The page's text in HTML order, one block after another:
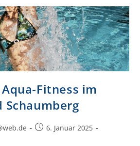
Fitness im
Schaumberg
6. Januar 2025